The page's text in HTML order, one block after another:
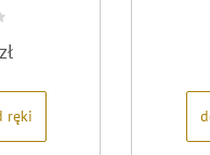
zł
ręki